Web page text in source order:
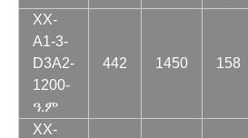
XX-
A1-3-
D3A2-
1200-
ዓ.ም
442 1450 158
XX-